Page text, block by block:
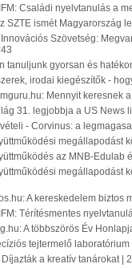
Családi nyelvtanulás a
SZTE ismét Magyarország
Innovációs Szövetség:
tanuljunk gyorsan és
irodai kiegészítők -
Mennyit keresnek
31. legjobbja a US
- Corvinus: a
megállapodást
az MNB-Edulab
megállapodást
A kereskedelem biztos
Térítésmentes
A többszörös Év
tejtermelő
Díjazták a kreatív tanárokat |